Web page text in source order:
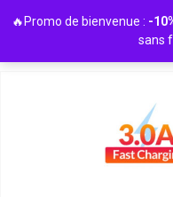
🔥Promo de bienvenue : -